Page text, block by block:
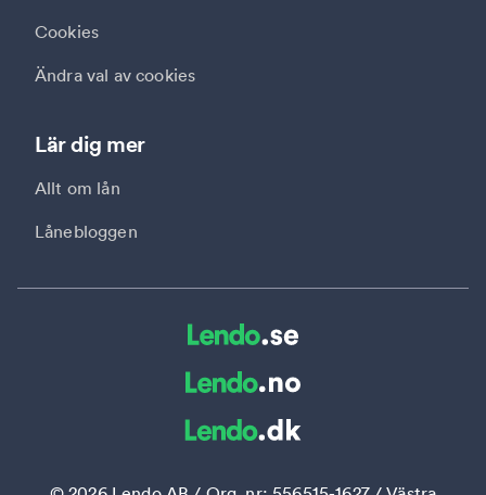
Lär dig mer
Allt om lån
Lånebloggen
Cookies
Ändra val av cookies